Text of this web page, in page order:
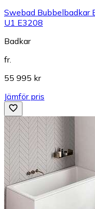
Swebad Bubbelbadkar
U1 E3208
Badkar
fr.
55 995 kr
Jämför pris